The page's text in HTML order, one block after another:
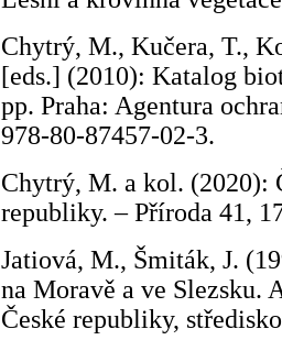
Chytrý, M., Kučera, T.,
[eds.] (2010): Katalog
pp. Praha: Agentura
978-80-87457-02-3.
Chytrý, M. a kol. (2020):
republiky. – Příroda 41,
Jatiová, M., Šmiták, J.
na Moravě a ve Slezsku.
České republiky,